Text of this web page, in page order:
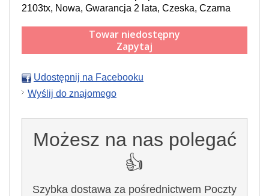
2103tx, Nowa, Gwarancja 2 lata, Czeska, Czarna
Towar niedostępny
Zapytaj
Udostępnij na Facebooku
Wyślij do znajomego
Możesz na nas polegać
👍
Szybka dostawa za pośrednictwem Poczty